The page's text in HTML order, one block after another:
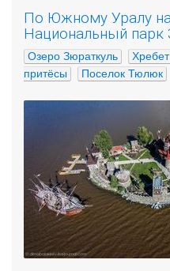
По Южному Уралу на
Национальный парк
Озеро Зюраткуль
притёсы
Поселок Тюлюк